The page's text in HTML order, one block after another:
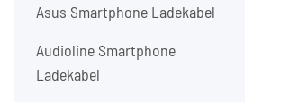
Asus Smartphone Ladekabel
Audioline Smartphone
Ladekabel